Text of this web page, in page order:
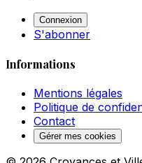
Connexion
S'abonner
Informations
Mentions légales
Politique de
Contact
Gérer mes cookies